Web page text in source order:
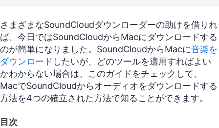
さまざまなSoundCloudダウンローダーの助けを借りれ
ば、今日ではSoundCloudからMacにダウンロードする
のが簡単になりました。SoundCloudからMacに音楽を
ダウンロード したいが、どのツールを適用すればよい
かわからない場合は、このガイドをチェックして、
MacでSoundCloudからオーディオをダウンロードする
方法を4つの確立された方法で知ることができます。
目次